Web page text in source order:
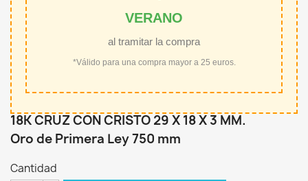
VERANO
al tramitar la compra
*Válido para una compra mayor a 25 euros.
18K CRUZ CON CRISTO 29 X 18 X 3 MM.
Oro de Primera Ley 750 mm
Cantidad